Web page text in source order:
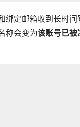
定邮箱收到长时
称会变为该账号已被